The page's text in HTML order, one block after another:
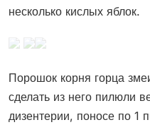
несколько кислых яблок.
Порошок корня горца
сделать из него пилюли
дизентерии, поносе по 1